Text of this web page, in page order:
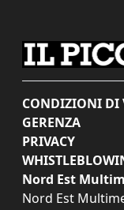
CONDIZIONI DI
GERENZA
PRIVACY
Nord Est
Nord Est